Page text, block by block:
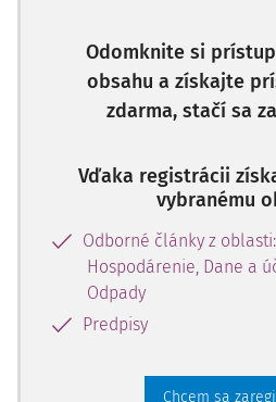
Odomknite si
obsahu a získajte
zdarma, stačí sa
Vďaka registrácii
vybranému
Odborné články z
Hospodárenie, Dane a
Odpady
Predpisy
Chcem sa